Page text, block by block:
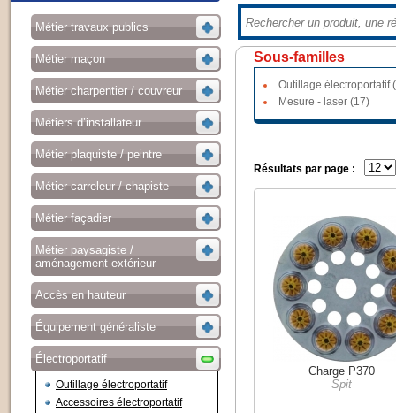
Métier travaux publics
Métier maçon
Métier charpentier / couvreur
Métiers d’installateur
Métier plaquiste / peintre
Métier carreleur / chapiste
Métier façadier
Métier paysagiste /
aménagement extérieur
Accès en hauteur
Équipement généraliste
Électroportatif
Outillage électroportatif
Accessoires électroportatif
Sous-familles
Outillage électroportatif
Mesure - laser (17)
Résultats par page :
Charge P370
Spit